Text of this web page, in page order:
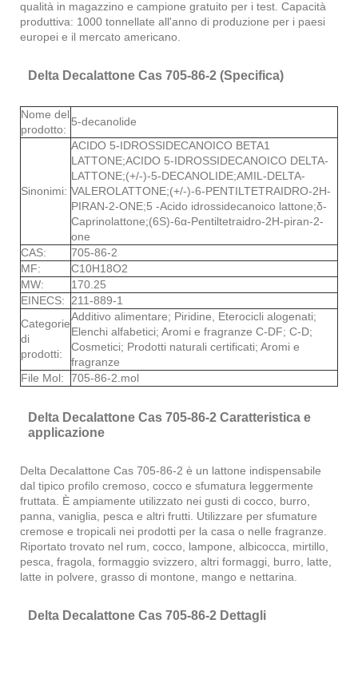
qualità in magazzino e campione gratuito per i test. Capacità
produttiva: 1000 tonnellate all'anno di produzione per i paesi
europei e il mercato americano.
Delta Decalattone Cas 705-86-2 (Specifica)
Nome del
prodotto:
5-decanolide
Sinonimi:
ACIDO 5-IDROSSIDECANOICO BETA1
LATTONE;ACIDO 5-IDROSSIDECANOICO DELTA-
LATTONE;(+/-)-5-DECANOLIDE;AMIL-DELTA-
VALEROLATTONE;(+/-)-6-PENTILTETRAIDRO-2H-
PIRAN-2-ONE;5 -Acido idrossidecanoico lattone;δ-
Caprinolattone;(6S)-6α-Pentiltetraidro-2H-piran-2-
one
CAS:
705-86-2
MF:
C10H18O2
MW:
170.25
EINECS:
211-889-1
Categorie
di
prodotti:
Additivo alimentare; Piridine, Eterocicli alogenati;
Elenchi alfabetici; Aromi e fragranze C-DF; C-D;
Cosmetici; Prodotti naturali certificati; Aromi e
fragranze
File Mol:
705-86-2.mol
Delta Decalattone Cas 705-86-2 Caratteristica e
applicazione
Delta Decalattone Cas 705-86-2 è un lattone indispensabile
dal tipico profilo cremoso, cocco e sfumatura leggermente
fruttata. È ampiamente utilizzato nei gusti di cocco, burro,
panna, vaniglia, pesca e altri frutti. Utilizzare per sfumature
cremose e tropicali nei prodotti per la casa o nelle fragranze.
Riportato trovato nel rum, cocco, lampone, albicocca, mirtillo,
pesca, fragola, formaggio svizzero, altri formaggi, burro, latte,
latte in polvere, grasso di montone, mango e nettarina.
Delta Decalattone Cas 705-86-2 Dettagli